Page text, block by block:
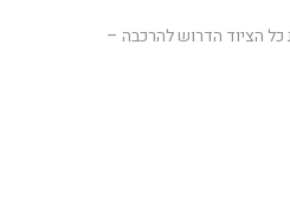
כל הציוד הדרוש להרכבה –